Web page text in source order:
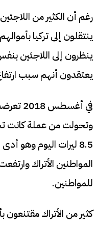
رغم أن الكثير من
ينتقلون إلى تركيا
ينظرون إلى اللاجئين
يعتقدون أنهم سبب
في
8.5 ليرات اليوم وهو
المواطنين الأتراك
للمواطنين.
كثير من الأتراك